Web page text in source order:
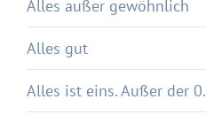
Alles außer gewöhnlich
Alles gut
Alles ist eins. Außer der 0.